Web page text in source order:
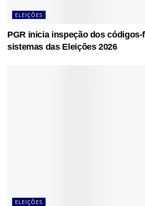
ELEIÇÕES
PGR inicia inspeção dos
sistemas das Eleições 2026
ELEIÇÕES